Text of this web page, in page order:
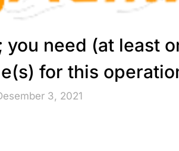
you need (at least
for this
3, 2021